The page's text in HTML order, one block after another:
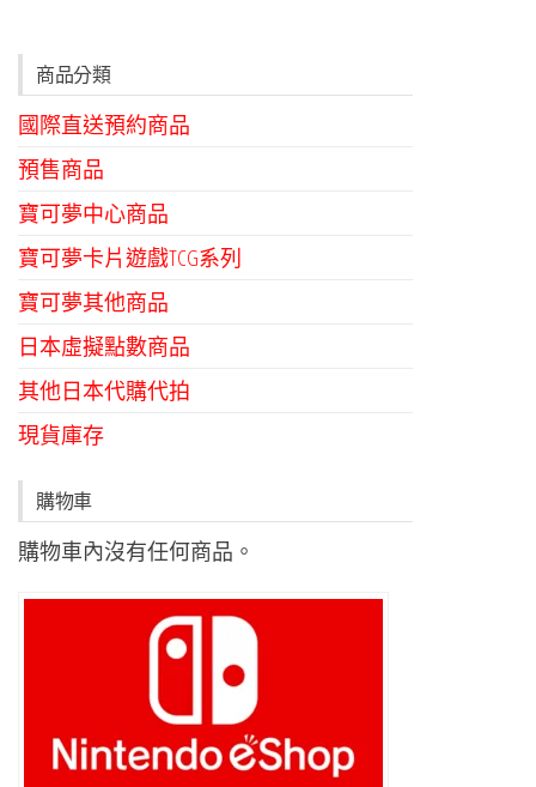
商品分類
國際直送預約商品
預售商品
寶可夢中心商品
寶可夢卡片遊戲TCG系列
寶可夢其他商品
日本虛擬點數商品
其他日本代購代拍
現貨庫存
購物車
購物車內沒有任何商品。